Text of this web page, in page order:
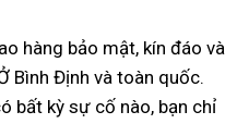
hàng bảo mật, kín đáo và
Bình Định và toàn quốc.
bất kỳ sự cố nào, bạn chỉ